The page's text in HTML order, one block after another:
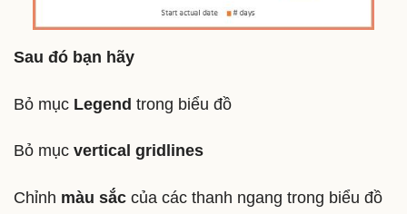
Sau đó bạn hãy
Bỏ mục Legend trong biểu đồ
Bỏ mục vertical gridlines
Chỉnh màu sắc của các thanh ngang trong biểu đồ